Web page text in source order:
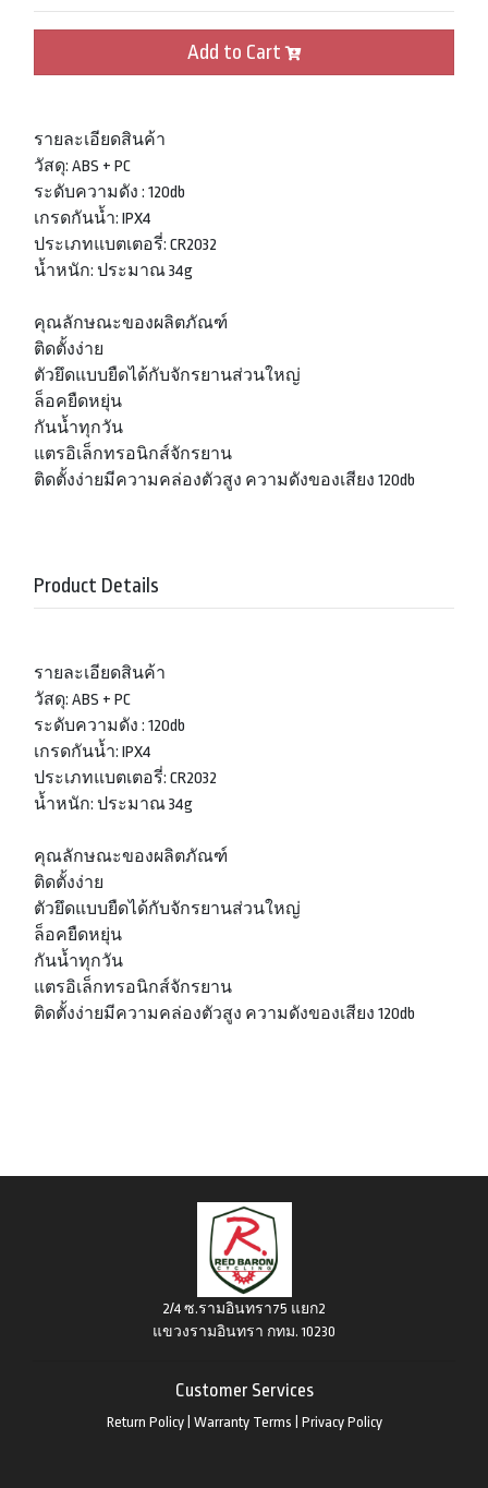
Add to Cart
รายละเอียดสินค้า
วัสดุ: ABS + PC
ระดับความดัง : 120db
เกรดกันน้ำ: IPX4
ประเภทแบตเตอรี่: CR2032
น้ำหนัก: ประมาณ 34g
คุณลักษณะของผลิตภัณฑ์
ติดตั้งง่าย
ตัวยึดแบบยืดได้กับจักรยานส่วนใหญ่
ล็อคยืดหยุ่น
กันน้ำทุกวัน
แตรอิเล็กทรอนิกส์จักรยาน
ติดตั้งง่ายมีความคล่องตัวสูง ความดังของเสียง 120db
Product Details
รายละเอียดสินค้า
วัสดุ: ABS + PC
ระดับความดัง : 120db
เกรดกันน้ำ: IPX4
ประเภทแบตเตอรี่: CR2032
น้ำหนัก: ประมาณ 34g
คุณลักษณะของผลิตภัณฑ์
ติดตั้งง่าย
ตัวยึดแบบยืดได้กับจักรยานส่วนใหญ่
ล็อคยืดหยุ่น
กันน้ำทุกวัน
แตรอิเล็กทรอนิกส์จักรยาน
ติดตั้งง่ายมีความคล่องตัวสูง ความดังของเสียง 120db
2/4 ซ.รามอินทรา75 แยก2
แขวงรามอินทรา กทม. 10230
Customer Services
Return Policy| Warranty Terms Privacy Policy